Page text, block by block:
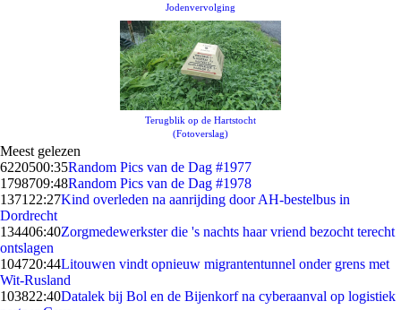
Jodenvervolging
Terugblik op de Hartstocht
(Fotoverslag)
Meest gelezen
6220500:35Random Pics van de Dag #1977
1798709:48Random Pics van de Dag #1978
1371 22:27Kind overleden na aanrijding door AH-bestelbus in
Dordrecht
134406:40Zorgmedewerkster die 's nachts haar vriend bezocht terecht
ontslagen
104720:44Litouwen vindt opnieuw migrantentunnel onder grens met
Wit-Rusland
103822:40Datalek bij Bol en de Bijenkorf na cyberaanval op logistiek